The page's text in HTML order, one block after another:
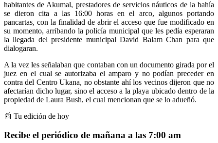
habitantes de Akumal, prestadores de servicios náuticos de la bahía
se dieron cita a las 16:00 horas en el arco, algunos portando
pancartas, con la finalidad de abrir el acceso que fue modificado en
su momento, arribando la policía municipal que les pedía esperaran
la llegada del presidente municipal David Balam Chan para que
dialogaran.
A la vez les señalaban que contaban con un documento girada por el
juez en el cual se autorizaba el amparo y no podían preceder en
contra del Centro Ukana, no obstante ahí los vecinos dijeron que no
afectarían dicho lugar, sino el acceso a la playa ubicado dentro de la
propiedad de Laura Bush, el cual mencionan que se lo adueñó.
📰 Tu edición de hoy
Recibe el periódico de mañana a las 7:00 am